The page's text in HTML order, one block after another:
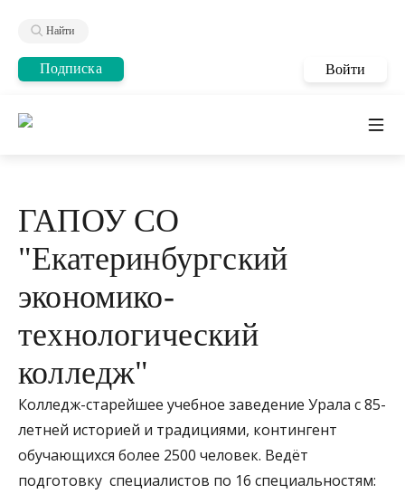
Найти
Подписка Войти
ГАПОУ СО
"Екатеринбургский
экономико-
технологический
колледж"
Колледж-старейшее учебное заведение Урала с 85-
летней историей и традициями, контингент
обучающихся более 2500 человек. Ведёт
подготовку специалистов по 16 специальностям: